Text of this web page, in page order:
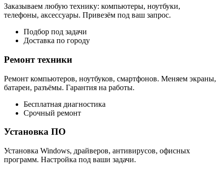
Заказываем любую технику: компьютеры, ноутбуки,
телефоны, аксессуары. Привезём под ваш запрос.
Подбор под задачи
Доставка по городу
Ремонт техники
Ремонт компьютеров, ноутбуков, смартфонов. Меняем экраны,
батареи, разъёмы. Гарантия на работы.
Бесплатная диагностика
Срочный ремонт
Установка ПО
Установка Windows, драйверов, антивирусов, офисных
программ. Настройка под ваши задачи.